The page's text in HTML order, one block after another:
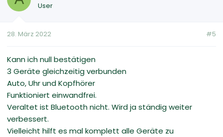
User
28. März 2022 #5
Kann ich null bestätigen
3 Geräte gleichzeitig verbunden
Auto, Uhr und Kopfhörer
Funktioniert einwandfrei.
Veraltet ist Bluetooth nicht. Wird ja ständig weiter
verbessert.
Vielleicht hilft es mal komplett alle Geräte zu